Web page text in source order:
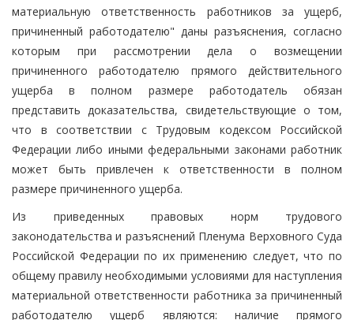
материальную ответственность работников за ущерб,
причиненный работодателю" даны разъяснения, согласно
которым при рассмотрении дела о возмещении
причиненного работодателю прямого действительного
ущерба в полном размере работодатель обязан
представить доказательства, свидетельствующие о том,
что в соответствии с Трудовым кодексом Российской
Федерации либо иными федеральными законами работник
может быть привлечен к ответственности в полном
размере причиненного ущерба.
Из приведенных правовых норм трудового
законодательства и разъяснений Пленума Верховного Суда
Российской Федерации по их применению следует, что по
общему правилу необходимыми условиями для наступления
материальной ответственности работника за причиненный
работодателю ущерб являются: наличие прямого